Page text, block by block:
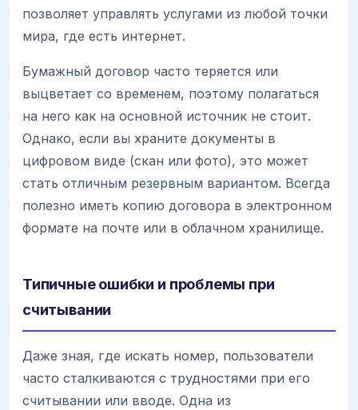
позволяет управлять услугами из любой точки
мира, где есть интернет.
Бумажный договор часто теряется или
выцветает со временем, поэтому полагаться
на него как на основной источник не стоит.
Однако, если вы храните документы в
цифровом виде (скан или фото), это может
стать отличным резервным вариантом. Всегда
полезно иметь копию договора в электронном
формате на почте или в облачном хранилище.
Типичные ошибки и проблемы при
считывании
Даже зная, где искать номер, пользователи
часто сталкиваются с трудностями при его
считывании или вводе. Одна из